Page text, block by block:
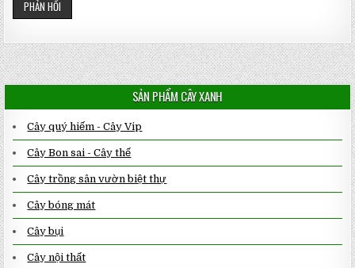
SẢN PHẨM CÂY XANH
Cây quý hiếm - Cây Vip
Cây Bon sai - Cây thế
Cây trồng sân vườn biệt thự
Cây bóng mát
Cây bụi
Cây nội thất